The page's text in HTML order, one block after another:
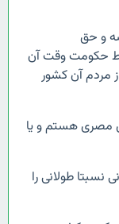
و حق
حکومت وقت آن
مردم آن کشور
مصری هستم و یا
نسبتا طولانی را